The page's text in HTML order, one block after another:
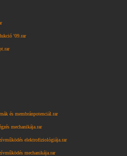
'09.rar
és membránpotenciál.rar
mechanikája.rar
elektrofiziológiája.rar
mechanikája.rar